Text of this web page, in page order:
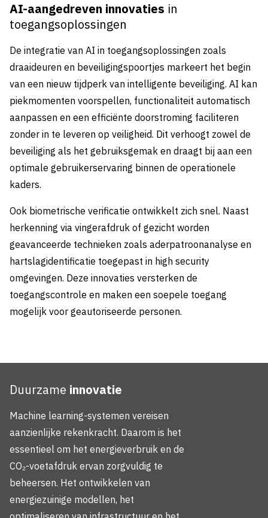
AI-aangedreven innovaties in
toegangsoplossingen
De integratie van AI in toegangsoplossingen zoals
draaideuren en beveiligingspoortjes markeert het begin
van een nieuw tijdperk van intelligente beveiliging. AI kan
piekmomenten voorspellen, functionaliteit automatisch
aanpassen en een efficiënte doorstroming faciliteren
zonder in te leveren op veiligheid. Dit verhoogt zowel de
beveiliging als het gebruiksgemak en draagt bij aan een
optimale gebruikerservaring binnen de operationele
kaders.
Ook biometrische verificatie ontwikkelt zich snel. Naast
herkenning via vingerafdruk of gezicht worden
geavanceerde technieken zoals aderpatroonanalyse en
hartslagidentificatie toegepast in high security
omgevingen. Deze innovaties versterken de
toegangscontrole en maken een soepele toegang
mogelijk voor geautoriseerde personen.
Duurzame innovatie
Machine learning-systemen vereisen
aanzienlijke rekenkracht. Daarom is het
essentieel om het energieverbruik en de
CO₂-voetafdruk ervan zorgvuldig te
beheersen. Het ontwikkelen van
energiezuinige modellen, het